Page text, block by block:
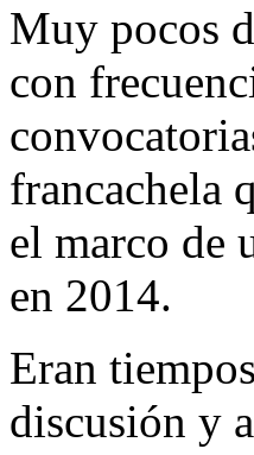
Muy pocos
con
francachela
el marco de
en 2014.
Eran
discusión y